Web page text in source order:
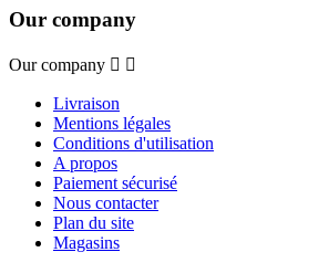
Our company
Our company  
Livraison
Mentions légales
Conditions d'utilisation
A propos
Paiement sécurisé
Nous contacter
Plan du site
Magasins